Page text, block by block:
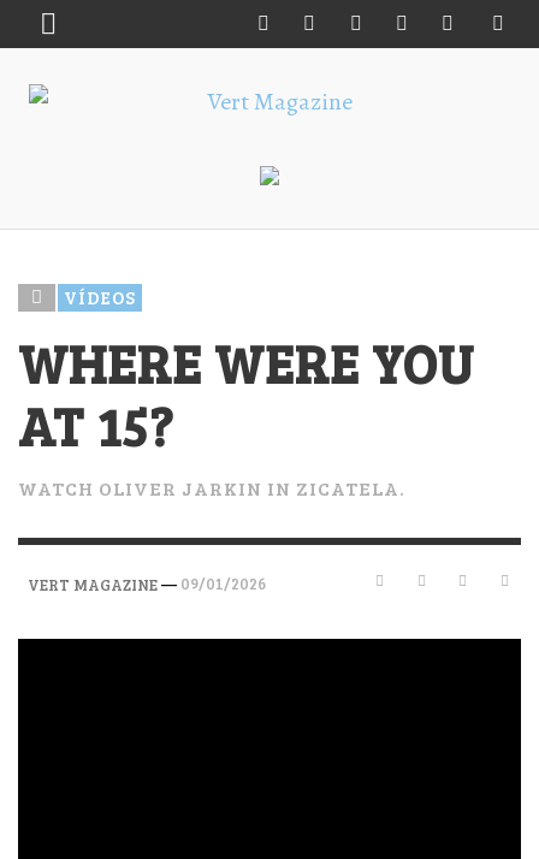
VÍDEOS
WHERE WERE YOU
AT 15?
WATCH OLIVER JARKIN IN ZICATELA.
VERT MAGAZINE— 09/01/2026